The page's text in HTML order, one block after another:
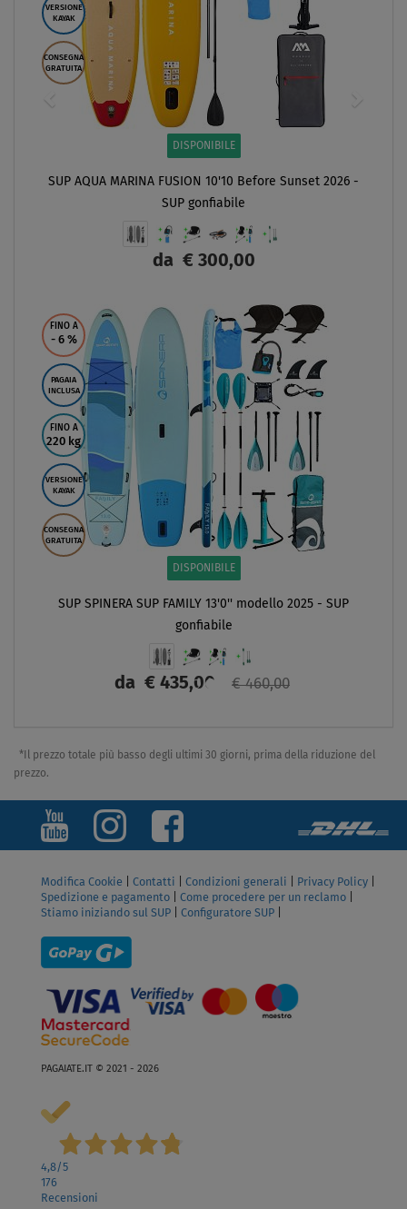
VERSIONE
KAYAK
CONSEGNA
GRATUITA
DISPONIBILE
SUP AQUA MARINA FUSION 10'10 Before Sunset 2026 -
SUP gonfiabile
da € 300,00
SCHERMO
FINO A
- 6 %
PAGAIA
INCLUSA
FINO A
220 kg
VERSIONE
KAYAK
CONSEGNA
GRATUITA
DISPONIBILE
SUP SPINERA SUP FAMILY 13'0'' modello 2025 - SUP
gonfiabile
da € 435,00 € 460,00
*Il prezzo totale più basso degli ultimi 30 giorni, prima della riduzione del
prezzo.
Modifica Cookie Contatti Condizioni generali Privacy Policy
Spedizione e pagamento
Come procedere per un reclamo
Stiamo iniziando sul SUP
Configuratore SUP
PAGAIATE.IT © 2021 - 2026
4,8/5
176
Recensioni